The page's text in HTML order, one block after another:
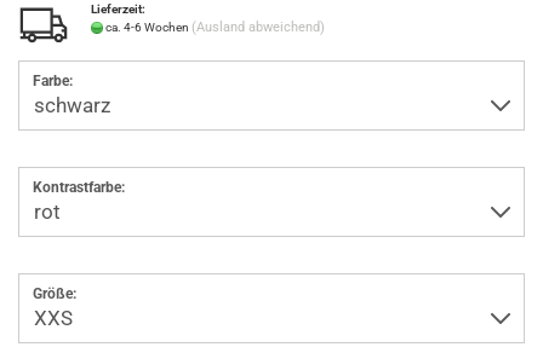
Lieferzeit:
ca. 4-6 Wochen (Ausland abweichend)
Farbe:
Kontrastfarbe:
Größe: